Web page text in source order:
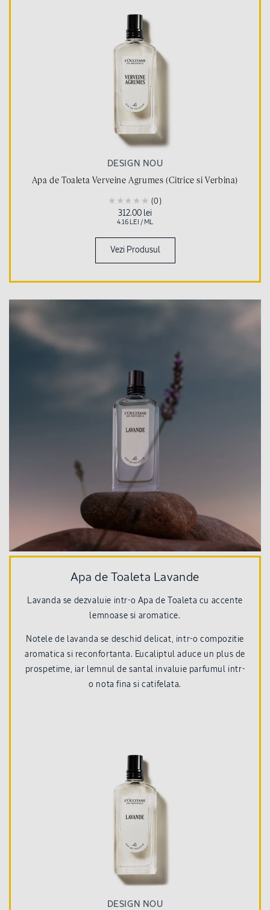
DESIGN NOU
Apa de Toaleta Verveine Agrumes (Citrice si Verbina)
(0)
Pret
obisnuit
312.00 lei
PRET
4.16 LEI / PE
ML
Vezi Produsul
Apa de Toaleta Lavande
Lavanda se dezvaluie intr-o Apa de Toaleta cu accente
lemnoase si aromatice.
Notele de lavanda se deschid delicat, intr-o compozitie
aromatica si reconfortanta. Eucaliptul aduce un plus de
prospetime, iar lemnul de santal invaluie parfumul intr-
o nota fina si catifelata.
DESIGN NOU